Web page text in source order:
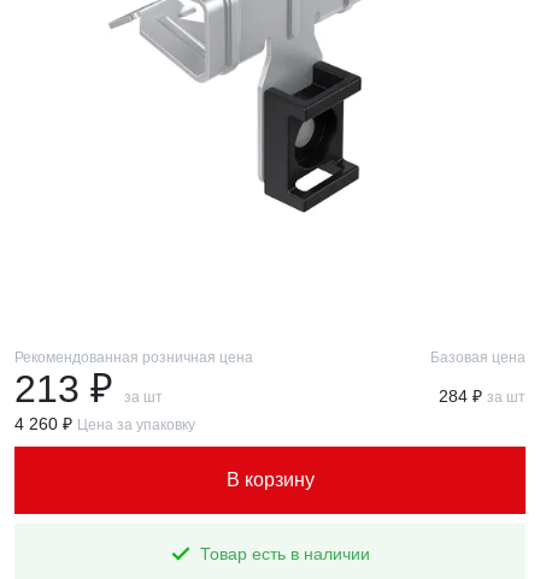
Рекомендованная розничная цена
213 ₽ за шт
Базовая цена
284 ₽ за шт
4 260 ₽ Цена за упаковку
В корзину
Товар есть в наличии